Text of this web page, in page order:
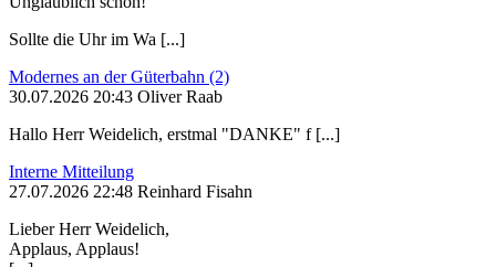
Sollte die Uhr im Wa [...]
Modernes an der Güterbahn (2)
30.07.2026 20:43 Oliver Raab
Hallo Herr Weidelich, erstmal "DANKE" f [...]
Interne Mitteilung
27.07.2026 22:48 Reinhard Fisahn
Lieber Herr Weidelich,
Applaus, Applaus!